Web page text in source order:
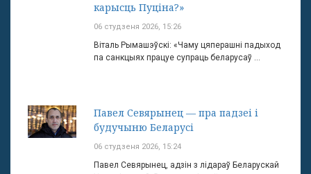
карысць Пуціна?»
06 студзеня 2026, 15:26
Віталь Рымашэўскі: «Чаму цяперашні падыход
па санкцыях працуе супраць беларусаў ...
Павел Севярынец — пра падзеі і
будучыню Беларусі
06 студзеня 2026, 15:24
Павел Севярынец, адзін з лідараў Беларускай